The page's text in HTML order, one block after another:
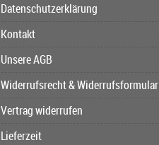
Datenschutzerklärung
Kontakt
Unsere AGB
Widerrufsrecht & Widerrufsformular
Vertrag widerrufen
Lieferzeit